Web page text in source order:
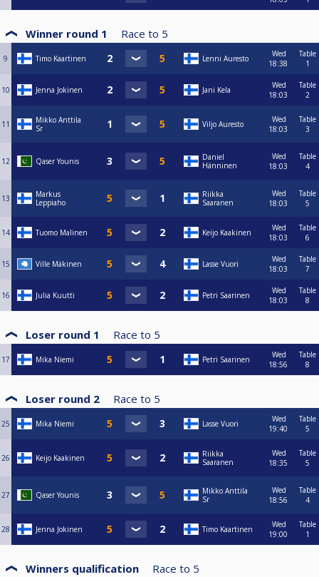
Winner round 1 Race to 5
9 Timo Kaartinen Lenni Auresto
Wed
18:38
Table
1
10 Jenna Jokinen Jani Kela
Wed
18:03
Table
2
11
Mikko Anttila
Sr
Viljo Auresto
Wed
18:03
Table
3
12 Qaser Younis
Daniel
Hänninen
Wed
18:03
Table
4
13
Markus
Leppiaho
Riikka
Saaranen
Wed
18:03
Table
5
14 Tuomo Malinen Keijo Kaakinen
Wed
18:03
Table
6
15 Ville Mäkinen Lasse Vuori
Wed
18:03
Table
7
16 Julia Kuutti Petri Saarinen
Wed
18:03
Table
8
Loser round 1 Race to 5
17 Mika Niemi Petri Saarinen
Wed
18:56
Table
8
Loser round 2 Race to 5
25 Mika Niemi Lasse Vuori
Wed
19:40
Table
5
26 Keijo Kaakinen
Riikka
Saaranen
Wed
18:35
Table
5
27 Qaser Younis
Mikko Anttila
Sr
Wed
18:56
Table
4
28 Jenna Jokinen Timo Kaartinen
Wed
19:00
Table
1
Winners qualification Race to 5